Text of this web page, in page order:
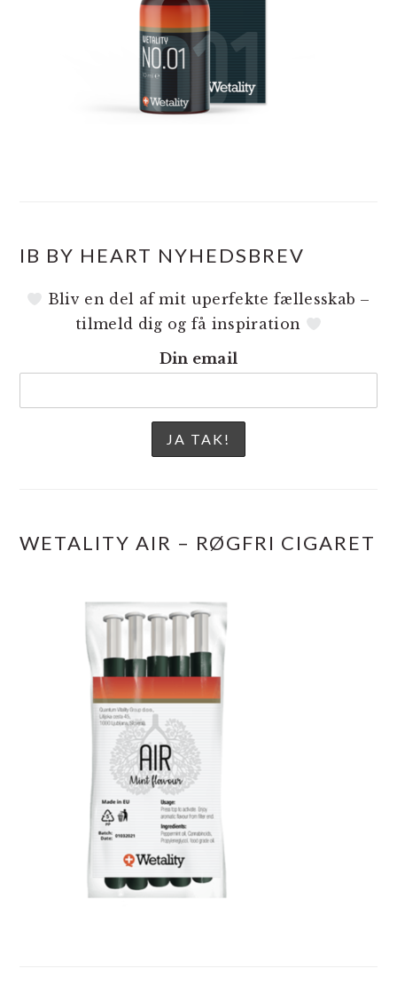
IB BY HEART NYHEDSBREV
Bliv en del af mit uperfekte fællesskab –
tilmeld dig og få inspiration
Din email
WETALITY AIR – RØGFRI CIGARET